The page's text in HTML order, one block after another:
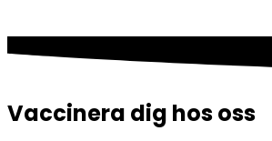
Vaccinera dig hos oss